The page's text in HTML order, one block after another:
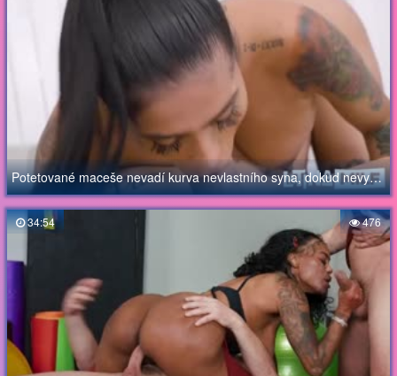
Potetované maceše nevadí kurva nevlastního syna, dokud nevystříkne
34:54 476